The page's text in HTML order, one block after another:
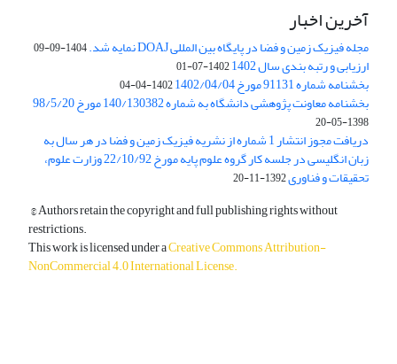
آخرین اخبار
مجله فیزیک زمین و فضا در پایگاه بین المللی DOAJ نمایه شد. 1404-09-09
ارزیابی و رتبه بندی سال 1402 1402-07-01
بخشنامه شماره 91131 مورخ 1402/04/04 1402-04-04
بخشنامه معاونت پژوهشی دانشگاه به شماره 140/130382 مورخ 98/5/20
1398-05-20
دریافت مجوز انتشار 1 شماره از نشریه فیزیک زمین و فضا در هر سال به
زبان انگلیسی در جلسه کار گروه علوم پایه مورخ 22/10/92 وزارت علوم،
تحقیقات و فناوری1392-11-20
© Authors retain the copyright and full publishing rights without
restrictions.
This work is licensed under aCreative Commons Attribution-
NonCommercial 4.0 International License.